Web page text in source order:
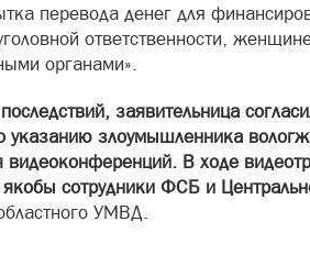
перевода денег для
ответственности,
органами».
заявительница
указанию злоумышленника
видеоконференций. В ходе
сотрудники ФСБ и
УМВД.